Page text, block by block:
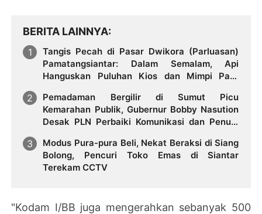
BERITA LAINNYA
Tangis Pecah di Pasar Dwikora (Parluasan)
Pamatangsiantar: Dalam Semalam, Api
Hanguskan Puluhan Kios dan Mimpi Para
Pemadaman Bergilir di Sumut Picu
Kemarahan Publik, Gubernur Bobby Nasution
Desak PLN Perbaiki Komunikasi dan Penuhi
Modus Pura-pura Beli, Nekat Beraksi di Siang
Bolong, Pencuri Toko Emas di Siantar
Terekam CCTV
"Kodam I/BB juga mengerahkan sebanyak 500